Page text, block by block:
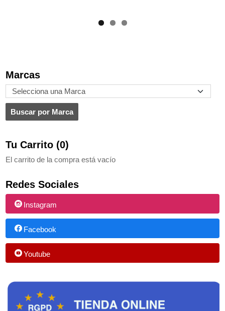
Marcas
Tu Carrito (0)
El carrito de la compra está vacío
Redes Sociales
Instagram
Facebook
Youtube